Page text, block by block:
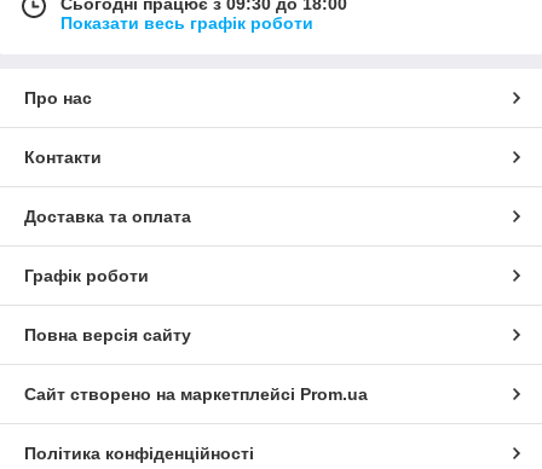
Показати весь графік роботи
Про нас
Контакти
Доставка та оплата
Графік роботи
Повна версія сайту
Сайт створено на маркетплейсі Prom.ua
Політика конфіденційності